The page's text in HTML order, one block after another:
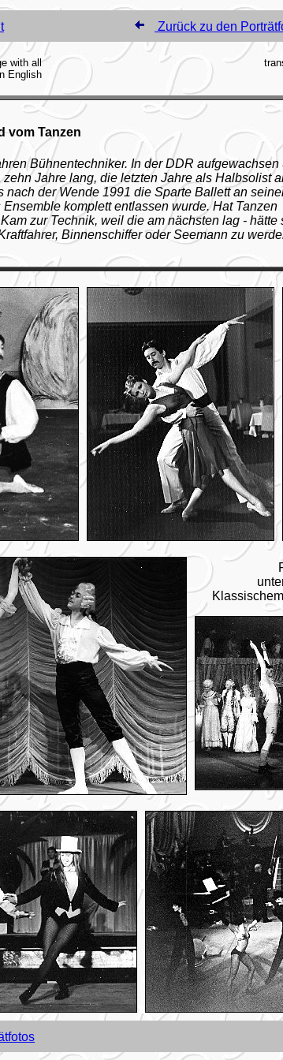
Zurück zu den
with all
English
vom Tanzen
Bühnentechniker. In der DDR aufgewachsen
Jahre lang, die letzten Jahre als Halbsolist
nach der Wende 1991 die Sparte Ballett an
komplett entlassen wurde. Hat Tanzen
zur Technik, weil die am nächsten lag - hätte
Binnenschiffer oder Seemann zu